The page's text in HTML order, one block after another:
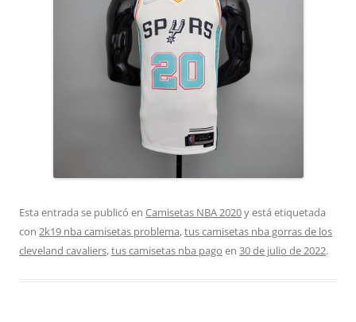
Esta entrada se publicó en Camisetas NBA 2020y está etiquetada
con 2k19 nba camisetas problema,tus camisetas nba gorras de los
cleveland cavaliers,tus camisetas nba pago en 30 de julio de 2022.